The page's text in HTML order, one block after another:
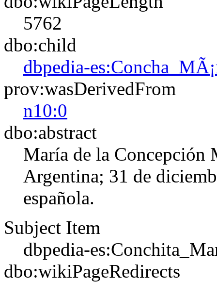
5762
dbo:child
dbpedia-
prov:wasDerivedFrom
n10:0
dbo:abstract
María de la Concepción
Argentina; 31 de
española.
Subject Item
dbpedia-
dbo:wikiPageRedirects